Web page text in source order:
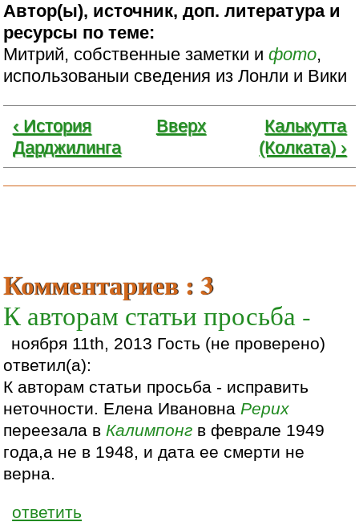
Автор(ы), источник, доп. литература и
ресурсы по теме:
Митрий, собственные заметки ифото,
использованыи сведения из Лонли и Вики
‹ История
Дарджилинга
Вверх
Калькутта
(Колката) ›
Комментариев : 3
К авторам статьи просьба -
ноября 11th, 2013 Гость (не проверено)
ответил(а):
К авторам статьи просьба - исправить
неточности. Елена Ивановна Рерих
переезала в Калимпонг в феврале 1949
года,а не в 1948, и дата ее смерти не
верна.
ответить